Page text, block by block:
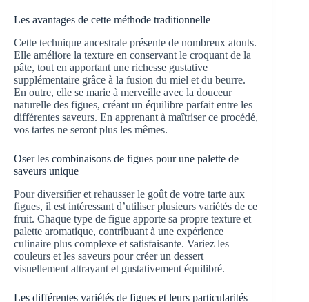
Les avantages de cette méthode traditionnelle
Cette technique ancestrale présente de nombreux atouts.
Elle améliore la texture en conservant le croquant de la
pâte, tout en apportant une richesse gustative
supplémentaire grâce à la fusion du miel et du beurre.
En outre, elle se marie à merveille avec la douceur
naturelle des figues, créant un équilibre parfait entre les
différentes saveurs. En apprenant à maîtriser ce procédé,
vos tartes ne seront plus les mêmes.
Oser les combinaisons de figues pour une palette de
saveurs unique
Pour diversifier et rehausser le goût de votre tarte aux
figues, il est intéressant d’utiliser plusieurs variétés de ce
fruit. Chaque type de figue apporte sa propre texture et
palette aromatique, contribuant à une expérience
culinaire plus complexe et satisfaisante. Variez les
couleurs et les saveurs pour créer un dessert
visuellement attrayant et gustativement équilibré.
Les différentes variétés de figues et leurs particularités